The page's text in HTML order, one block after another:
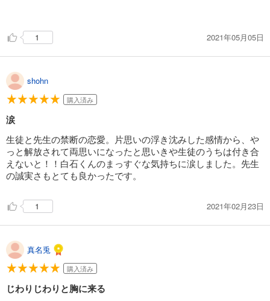
せてもらったな〜！という充実感でいっぱいです！
ラブシーンは少ないけどこの二人はこれがいい！と思わせてく
1 2021年05月05日
shohn
購入済み
涙
生徒と先生の禁断の恋愛。片思いの浮き沈みした感情から、や
っと解放されて両思いになったと思いきや生徒のうちは付き合
えないと！！白石くんのまっすぐな気持ちに涙しました。先生
の誠実さもとても良かったです。
1 2021年02月23日
真名兎
購入済み
じわりじわりと胸に来る